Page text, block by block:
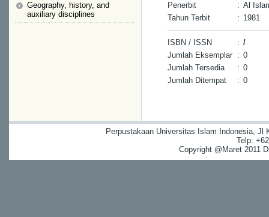
Geography, history, and
auxiliary disciplines
Penerbit : Al
Tahun Terbit
: 1981
ISBN / ISSN : /
Jumlah Eksemplar : 0
Jumlah Tersedia
: 0
Jumlah Ditempat
: 0
Perpustakaan Universitas Islam Indonesia, Jl
Telp:
Copyright @Maret 2011